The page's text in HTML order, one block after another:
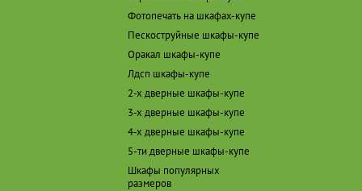
Фотопечать на шкафах-купе
Пескоструйные шкафы-купе
Оракал шкафы-купе
Лдсп шкафы-купе
2-х дверные шкафы-купе
3-х дверные шкафы-купе
4-х дверные шкафы-купе
5-ти дверные шкафы-купе
Шкафы популярных
размеров